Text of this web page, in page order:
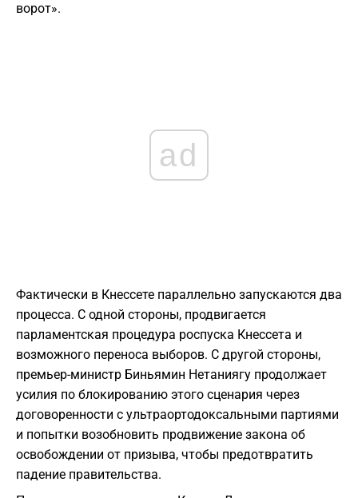
ворот».
ad
Фактически в Кнессете параллельно запускаются два
процесса. С одной стороны, продвигается
парламентская процедура роспуска Кнессета и
возможного переноса выборов. С другой стороны,
премьер-министр Биньямин Нетаниягу продолжает
усилия по блокированию этого сценария через
договоренности с ультраортодоксальными партиями
и попытки возобновить продвижение закона об
освобождении от призыва, чтобы предотвратить
падение правительства.